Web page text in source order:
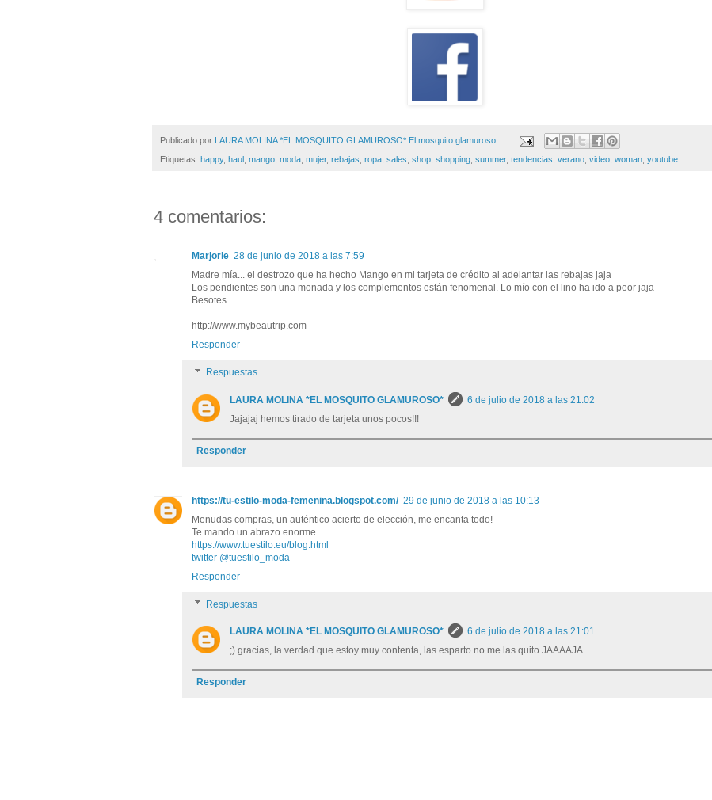
Publicado por LAURA MOLINA *EL MOSQUITO GLAMUROSO* El mosquito glamuroso
Etiquetas: happy, haul , mango, moda, mujer, rebajas, ropa, sales, shop, shopping, summer, tendencias, verano, video, woman, youtube
4 comentarios:
Marjorie 28 de junio de 2018 a las 7:59
Madre mía... el destrozo que ha hecho Mango en mi tarjeta de crédito al adelantar las rebajas jaja
Los pendientes son una monada y los complementos están fenomenal. Lo mío con el lino ha ido a peor jaja
Besotes
http://www.mybeautrip.com
Responder
Respuestas
LAURA MOLINA *EL MOSQUITO GLAMUROSO*
6 de julio de 2018 a las 21:02
Jajajaj hemos tirado de tarjeta unos pocos!!!
Responder
https://tu-estilo-moda-femenina.blogspot.com/ 29 de junio de 2018 a las 10:13
Menudas compras, un auténtico acierto de elección, me encanta todo!
Te mando un abrazo enorme
https://www.tuestilo.eu/blog.html
twitter @tuestilo_moda
Responder
Respuestas
LAURA MOLINA *EL MOSQUITO GLAMUROSO*
6 de julio de 2018 a las 21:01
;) gracias, la verdad que estoy muy contenta, las esparto no me las quito JAAAAJA
Responder